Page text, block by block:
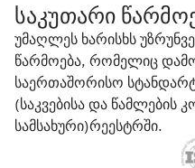
საკუთარი
უმაღლეს ხარისხს
წარმოება, რომელიც
საერთაშორისო
(საკვებისა და წამლების
სამსახური)რეესტრში.